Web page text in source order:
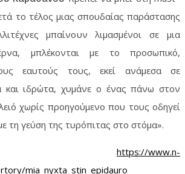
το τέλος μιας σπουδαίας παράστασης
μπαίνουν λιμασμένοι σε μια
μπλέκονται με το προσωπικό,
εαυτούς τους, εκεί ανάμεσα σε
και ιδρώτα, χυμάνε ο ένας πάνω στον
χωρίς προηγούμενο που τους οδηγεί
τη γεύση της τυρόπιτας στο στόμα».
https://www.n-
mia_nyxta_stin_epidauro